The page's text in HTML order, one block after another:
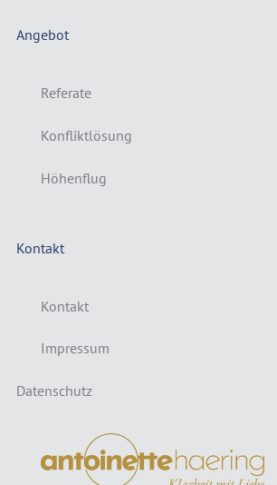
Angebot
Referate
Konfliktlösung
Höhenflug
Kontakt
Kontakt
Impressum
Datenschutz